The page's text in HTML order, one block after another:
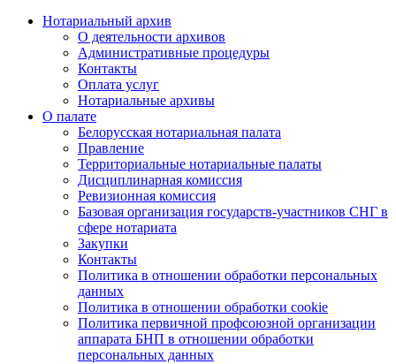
Нотариальный архив
О деятельности архивов
Административные процедуры
Контакты
Оплата услуг
Нотариальные архивы
О палате
Белорусская нотариальная палата
Правление
Территориальные нотариальные палаты
Дисциплинарная комиссия
Ревизионная комиссия
Базовая организация государств-участников СНГ в
сфере нотариата
Закупки
Контакты
Политика в отношении обработки персональных
данных
Политика в отношении обработки cookie
Политика первичной профсоюзной организации
аппарата БНП в отношении обработки
персональных данных